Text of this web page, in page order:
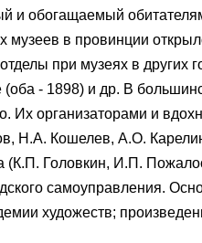
и обогащаемый
в провинции
при музеях в других
- 1898) и др. В
Их организаторами и
Н.А. Кошелев, А.О.
(К.П. Головкин, И.П.
самоуправления.
художеств;